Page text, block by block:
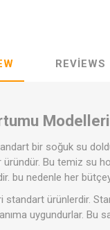
REVIEWS
bir soğuk su
Bu temiz su
bu nedenle her
standart ürünlerdir.
uygundurlar. Bu